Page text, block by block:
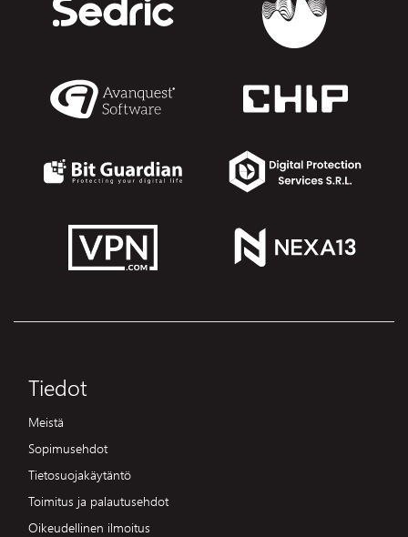
Tiedot
Meistä
Sopimusehdot
Tietosuojakäytäntö
Toimitus ja palautusehdot
Oikeudellinen ilmoitus